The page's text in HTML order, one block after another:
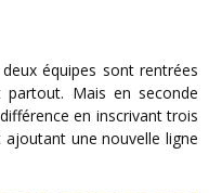
partout. Mais en seconde
en inscrivant trois
une nouvelle ligne